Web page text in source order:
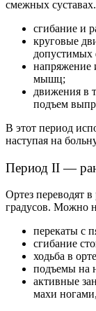
смежных
сгибание и
круговые
допустимых
напряжение
мышц;
движения в
подъем
В этот период
наступая на
Период II —
Ортез переводят
градусов. Можно
перекаты с
сгибание
ходьба в
подъемы на
активные
махи